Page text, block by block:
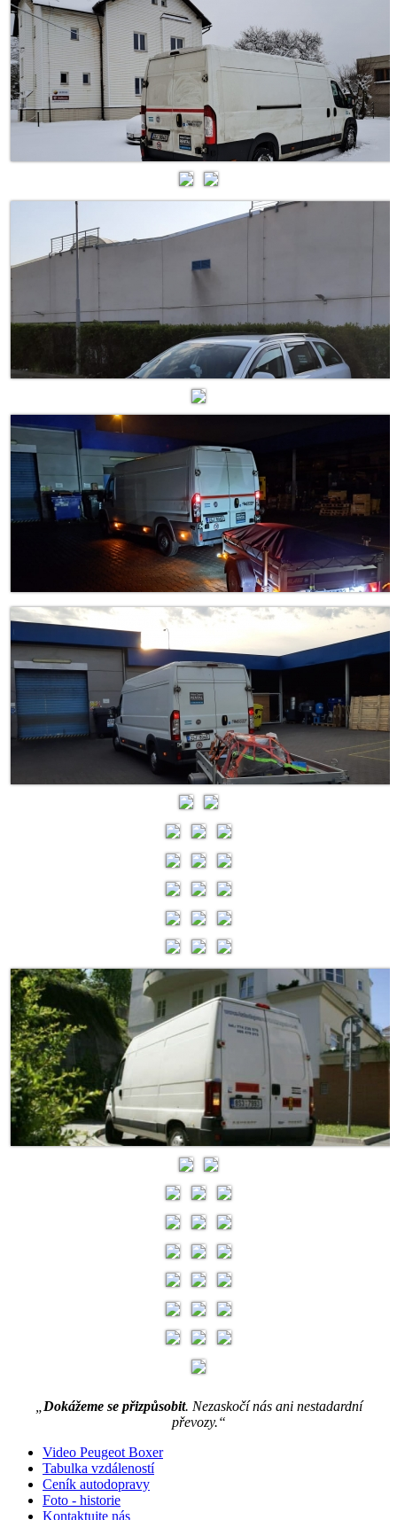
Dokážeme se přizpůsobit. Nezaskočí nás ani nestadardní
převozy.“
Video Peugeot Boxer
Tabulka vzdáleností
Ceník autodopravy
Foto - historie
Kontaktujte nás